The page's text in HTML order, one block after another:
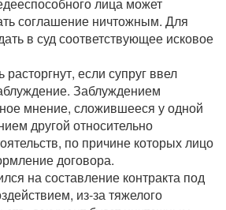
соглашение ничтожным. Для
в суд соответствующее исковое
если супруг ввел
Заблуждением
мнение, сложившееся у одной
другой относительно
по причине которых лицо
договора.
на составление контракта под
из-за тяжелого